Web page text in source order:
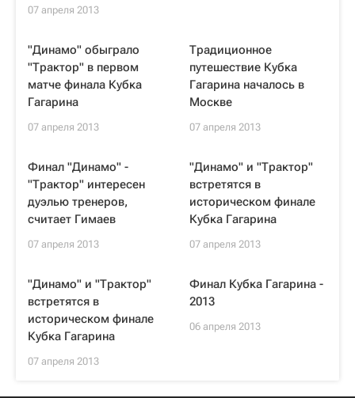
07 апреля 2013
"Динамо" обыграло
"Трактор" в первом
матче финала Кубка
Гагарина
07 апреля 2013
Традиционное
путешествие Кубка
Гагарина началось в
Москве
07 апреля 2013
Финал "Динамо" -
"Трактор" интересен
дуэлью тренеров,
считает Гимаев
07 апреля 2013
"Динамо" и "Трактор"
встретятся в
историческом финале
Кубка Гагарина
07 апреля 2013
"Динамо" и "Трактор"
встретятся в
историческом финале
Кубка Гагарина
07 апреля 2013
Финал Кубка Гагарина -
2013
06 апреля 2013